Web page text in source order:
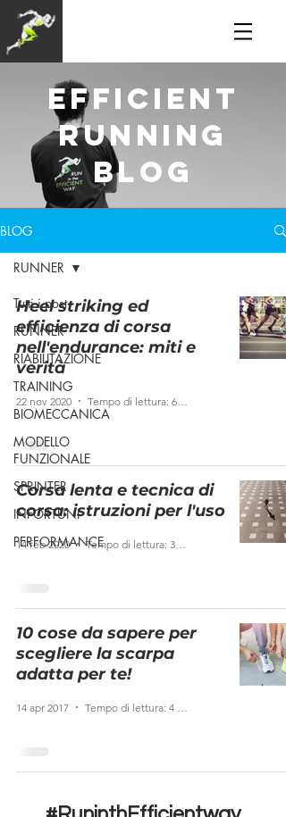
efficient
running
blog
BLOG
Tutti i post
RUNNER
RIABILITAZIONE
TRAINING
BIOMECCANICA
MODELLO
FUNZIONALE
SPRINTER
INFORTUNI
PERFORMANCE
RUNNER
Heel striking ed
efficienza di corsa
nell'endurance: miti e
verità
22 nov 2020
Corsa lenta e tecnica di
corsa: istruzioni per l'uso
14 feb 2020
10 cose da sapere per
scegliere la scarpa
adatta per te!
14 apr 2017